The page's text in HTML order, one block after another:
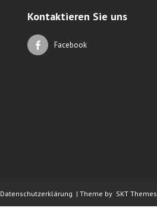
Kontaktieren Sie uns
Facebook
Datenschutzerklärung | Theme by SKT Themes